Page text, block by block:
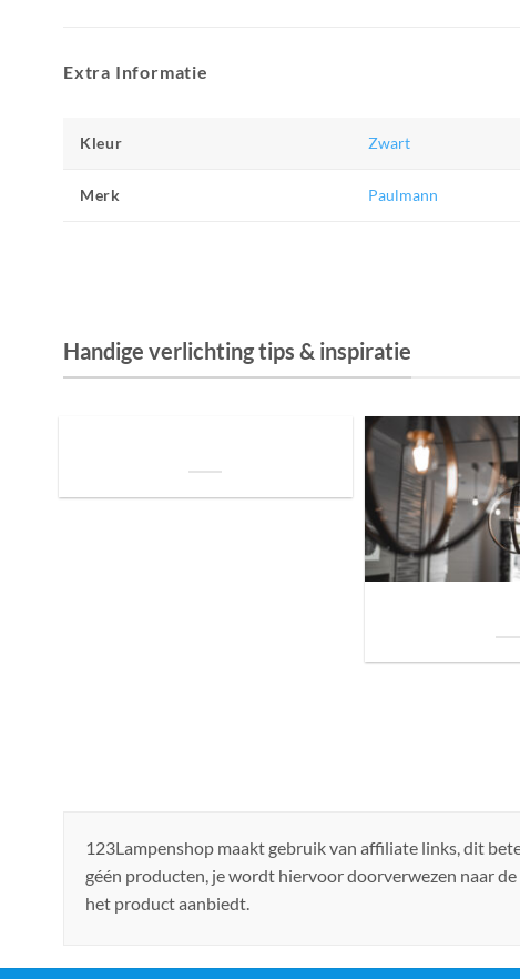
Extra Informatie
Kleur Zwart
Merk Paulmann
Handige verlichting tips & inspiratie
123Lampenshop maakt gebruik van affiliate links, dit
géén producten, je wordt hiervoor doorverwezen naar
het product aanbiedt.